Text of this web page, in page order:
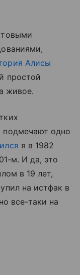
Алисы
простой
живое.
подмечают одно
я в 1982
м. И да, это
в 19 лет,
на истфак в
все-таки на